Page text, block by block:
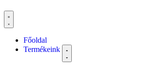
Főoldal
Termékeink